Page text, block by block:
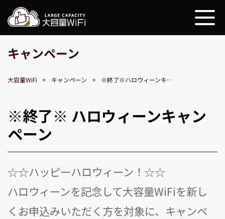
キャンペーン
大容量WiFi キャンペーン ※終了※ハロウィーンキャンペーン
※終了※ ハロウィーンキャン
ペーン
☆☆ハッピーハロウィーン！☆☆
ハロウィーンを記念して大容量WiFiを新し
くお申込みいただく方を対象に、キャンペ